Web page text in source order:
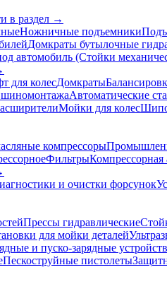
в раздел →
Ножничные подъемники
Домкраты бутылочные
автомобиль (Стойки
для колесДомкраты
шиномонтажаАвтоматические
Мойки для колес
компрессоры
ФильтрыКомпрессорная
и очистки форсунок
Прессы гидравлические
для мойки деталей
и пуско-зарядные
Пескоструйные пистолеты